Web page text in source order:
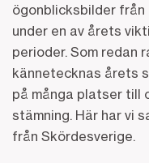
ögonblicksbilder
under en av årets
perioder. Som redan
kännetecknas årets
på många platser till
stämning. Här har vi
från Skördesverige.